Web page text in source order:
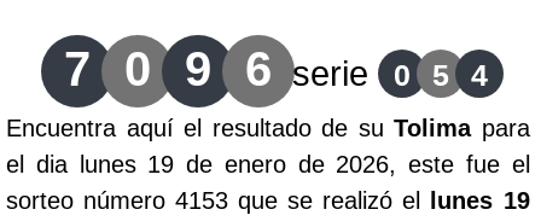
Lotería del Cauca
Lotería de Boyaca
Extra de Colombia
7 0 9 6 serie 0 5 4
Encuentra aquí el resultado de suTolimapara
el dia lunes 19 de enero de 2026, este fue el
sorteo número 4153 que se realizó el
lunes 19